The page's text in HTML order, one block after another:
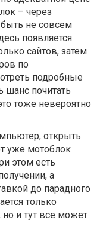
– через
не совсем
появляется
сайтов, затем
по
подробные
шанс почитать
тоже невероятно
открыть
уже мотоблок
этом есть
а
до парадного
только
и тут все может